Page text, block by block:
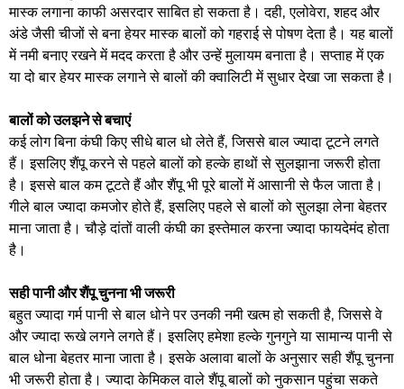
मास्क लगाना काफी असरदार साबित हो सकता है। दही, एलोवेरा, शहद और
अंडे जैसी चीजों से बना हेयर मास्क बालों को गहराई से पोषण देता है। यह बालों
में नमी बनाए रखने में मदद करता है और उन्हें मुलायम बनाता है। सप्ताह में एक
या दो बार हेयर मास्क लगाने से बालों की क्वालिटी में सुधार देखा जा सकता है।
बालों को उलझने से बचाएं
कई लोग बिना कंघी किए सीधे बाल धो लेते हैं, जिससे बाल ज्यादा टूटने लगते
हैं। इसलिए शैंपू करने से पहले बालों को हल्के हाथों से सुलझाना जरूरी होता
है। इससे बाल कम टूटते हैं और शैंपू भी पूरे बालों में आसानी से फैल जाता है।
गीले बाल ज्यादा कमजोर होते हैं, इसलिए पहले से बालों को सुलझा लेना बेहतर
माना जाता है। चौड़े दांतों वाली कंघी का इस्तेमाल करना ज्यादा फायदेमंद होता
है।
सही पानी और शैंपू चुनना भी जरूरी
बहुत ज्यादा गर्म पानी से बाल धोने पर उनकी नमी खत्म हो सकती है, जिससे वे
और ज्यादा रूखे लगने लगते हैं। इसलिए हमेशा हल्के गुनगुने या सामान्य पानी से
बाल धोना बेहतर माना जाता है। इसके अलावा बालों के अनुसार सही शैंपू चुनना
भी जरूरी होता है। ज्यादा केमिकल वाले शैंपू बालों को नुकसान पहुंचा सकते